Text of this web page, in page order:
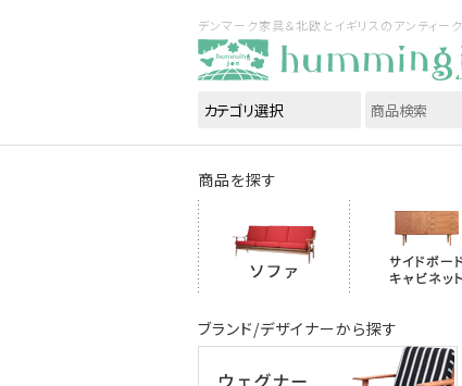
デンマーク家具＆北欧とイギリスのアンテ
商品を探す
ブランド/デザイナーから探す